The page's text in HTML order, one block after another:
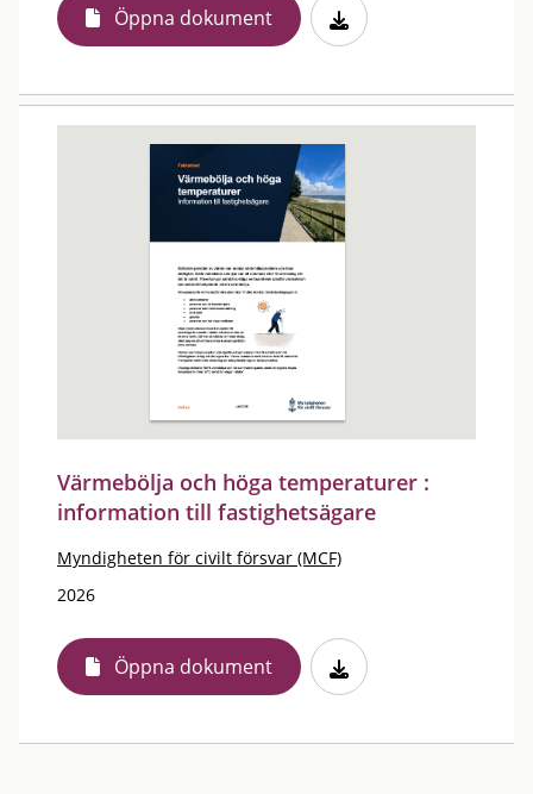
Öppna dokument
Värmebölja och höga temperaturer :
information till fastighetsägare
Myndigheten för civilt försvar (MCF)
2026
Öppna dokument